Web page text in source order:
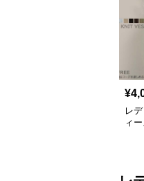
¥
レ
ィ